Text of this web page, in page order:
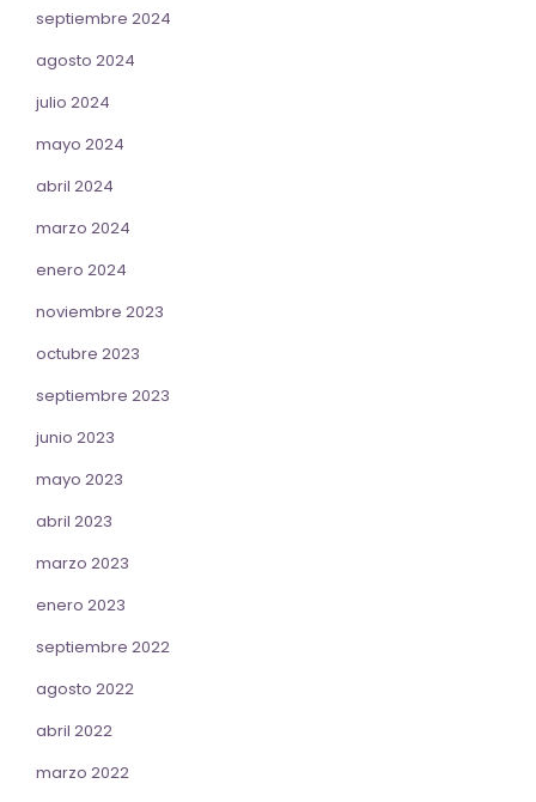
septiembre 2024
agosto 2024
julio 2024
mayo 2024
abril 2024
marzo 2024
enero 2024
noviembre 2023
octubre 2023
septiembre 2023
junio 2023
mayo 2023
abril 2023
marzo 2023
enero 2023
septiembre 2022
agosto 2022
abril 2022
marzo 2022